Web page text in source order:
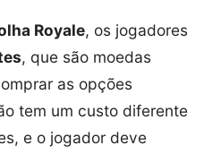
Royale, os jogadores
, que são moedas
as opções
tem um custo diferente
e o jogador deve